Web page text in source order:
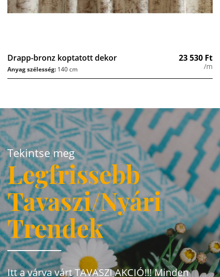
Drapp-bronz koptatott dekor 23 530 Ft
/m
Anyag szélesség: 140 cm
Tekintse meg
Legfrissebb
Tavaszi/Nyári
Trendek
Itt a várva várt TAVASZI AKCIÓ!!! Minden